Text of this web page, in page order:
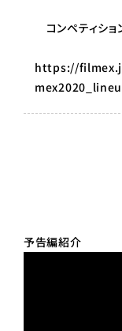
コンペティショ
https://
予告編紹介